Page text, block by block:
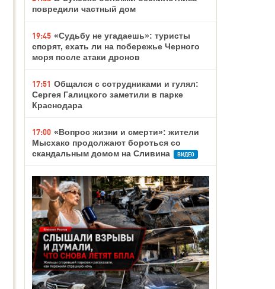
повредили частный дом
19:45 «Судьбу не угадаешь»: туристы
спорят, ехать ли на побережье Черного
моря после атаки дронов
17:51 Общался с сотрудниками и гулял:
Сергея Галицкого заметили в парке
Краснодара
17:00 «Вопрос жизни и смерти»: жители
Мысхако продолжают бороться со
скандальным домом на Сливина
ВИДЕО